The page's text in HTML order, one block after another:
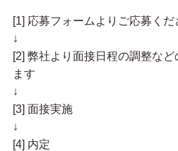
[1] 応募フォームよりご応募くだ
↓
[2] 弊社より面接日程の調整な
ます
↓
[3] 面接実施
↓
[4] 内定